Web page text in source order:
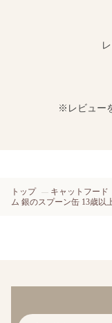
※レビュー
トップ キャットフード
ム 銀のスプーン缶 13歳以